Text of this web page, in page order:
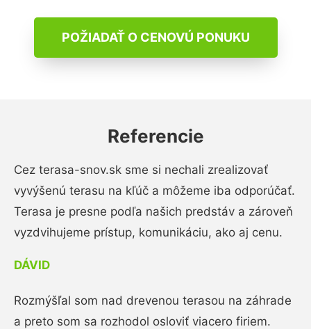
POŽIADAŤ O CENOVÚ PONUKU
Referencie
Cez terasa-snov.sk sme si nechali zrealizovať
vyvýšenú terasu na kľúč a môžeme iba odporúčať.
Terasa je presne podľa našich predstáv a zároveň
vyzdvihujeme prístup, komunikáciu, ako aj cenu.
DÁVID
Rozmýšľal som nad drevenou terasou na záhrade
a preto som sa rozhodol osloviť viacero firiem.